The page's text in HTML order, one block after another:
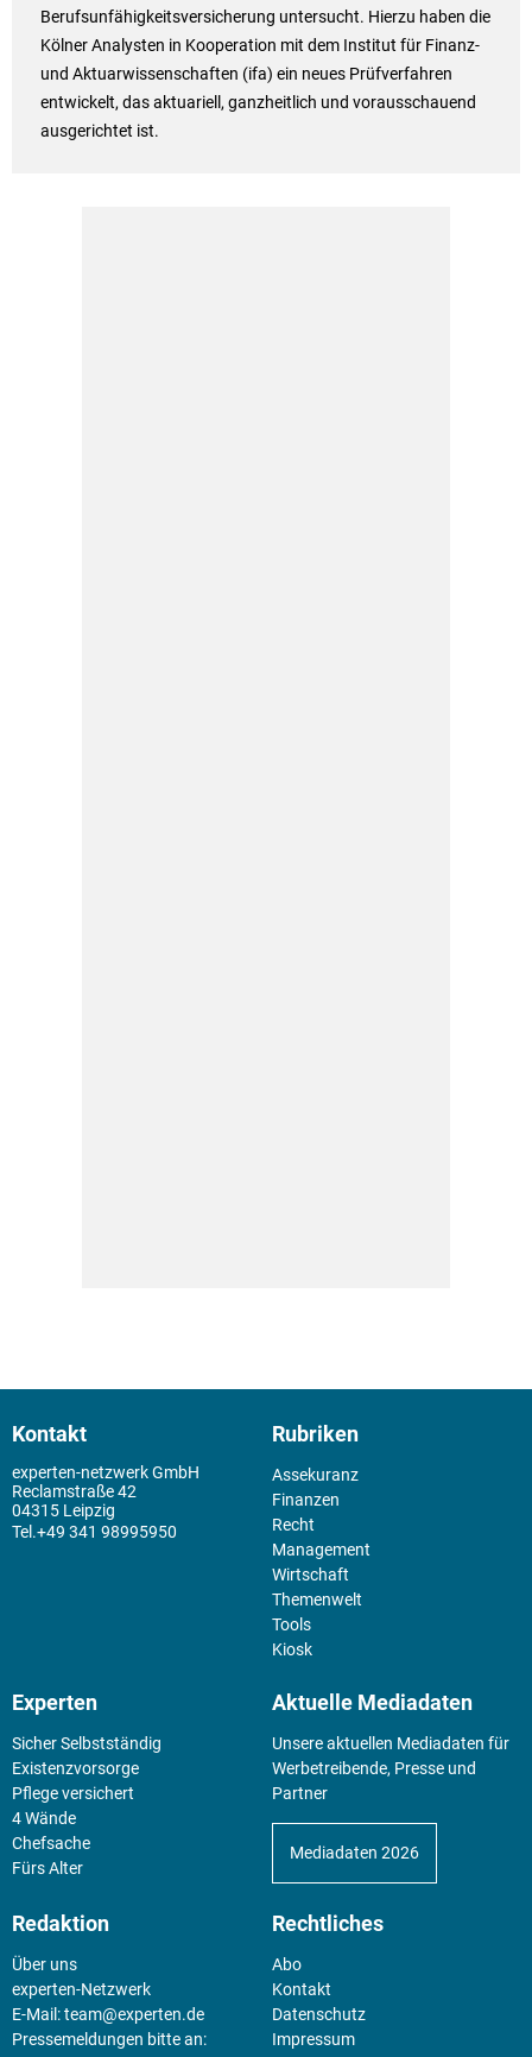
Berufsunfähigkeitsversicherung untersucht. Hierzu haben die
Kölner Analysten in Kooperation mit dem Institut für Finanz-
und Aktuarwissenschaften (ifa) ein neues Prüfverfahren
entwickelt, das aktuariell, ganzheitlich und vorausschauend
ausgerichtet ist.
Kontakt
experten-netzwerk GmbH
Reclamstraße 42
04315 Leipzig
+49 341 98995950
Rubriken
Assekuranz
Finanzen
Recht
Management
Wirtschaft
Themenwelt
Tools
Kiosk
Experten
Sicher Selbstständig
Existenz­vorsorge
Pflege versichert
4 Wände
Chefsache
Fürs Alter
Aktuelle Mediadaten
Unsere aktuellen Mediadaten für
Werbetreibende, Presse und
Partner
Mediadaten 2026
Redaktion
Über uns
experten-Netzwerk
E-Mail:team@experten.de
Pressemeldungen bitte an:
Rechtliches
Abo
Kontakt
Datenschutz
Impressum